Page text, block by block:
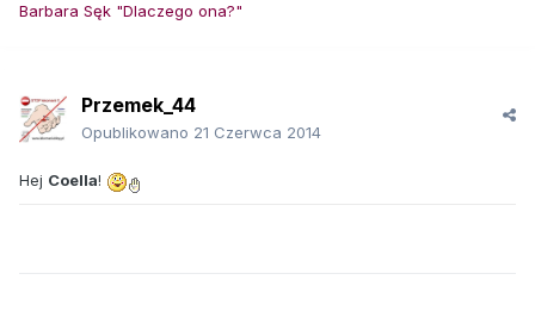
Barbara Sęk "Dlaczego ona?"
Przemek_44
Opublikowano 21 Czerwca 2014
Hej Coella!